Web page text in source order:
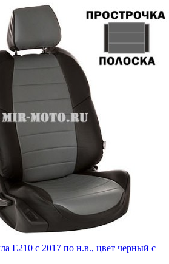
Е210 с 2017 по н.в., цвет черный с